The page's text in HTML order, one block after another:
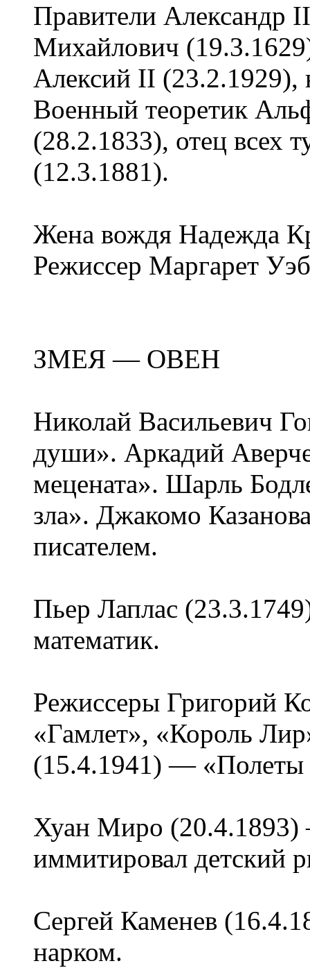
Правители Александр
Михайлович
Алексий II
Военный теоретик
(28.2.1833), отец всех
(12.3.1881).
Жена вождя Надежда
Режиссер Маргарет
ЗМЕЯ — ОВЕН
Николай Васильевич
души». Аркадий
мецената». Шарль
зла». Джакомо
писателем.
Пьер Лаплас
математик.
Режиссеры Григорий
«Гамлет», «Король
(15.4.1941) — «Полеты
Хуан Миро
иммитировал детский
Сергей Каменев
нарком.